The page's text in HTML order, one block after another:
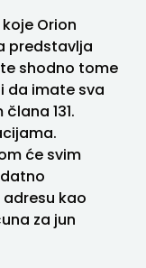
Orion
predstavlja
shodno tome
da imate sva
131.
će svim
kao
za jun